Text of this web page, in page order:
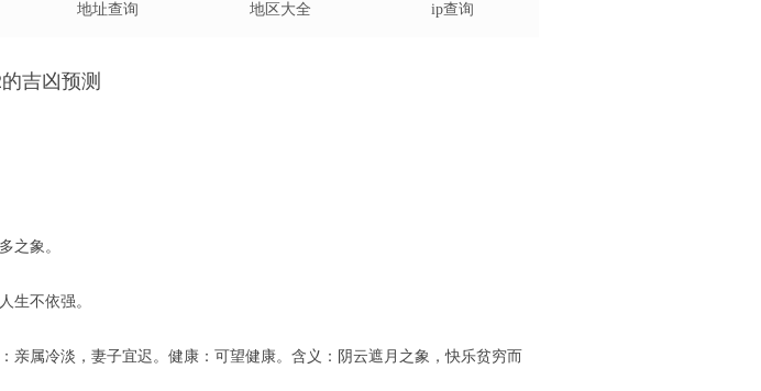
地址查询 地区大全 ip查询
吉凶预测
之象。
生不依强。
亲属冷淡，妻子宜迟。健康：可望健康。含义：阴云遮月之象，快乐贫穷而